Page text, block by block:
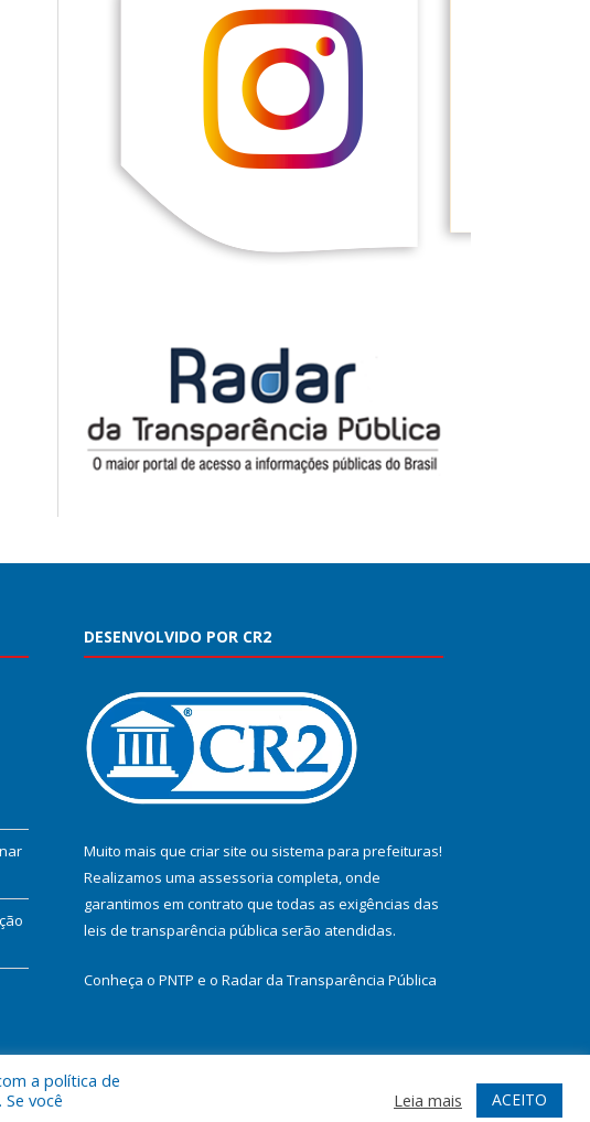
DESENVOLVIDO POR CR2
Muito mais que criar site ou sistema para prefeituras!
Realizamos uma assessoria completa, onde
garantimos em contrato que todas as exigências das
leis de transparência pública serão atendidas.
Conheça o PNTP e o Radar da Transparência Pública
Mapa do Site Acessar Webmail
a política de
Se você
Leia mais ACEITO